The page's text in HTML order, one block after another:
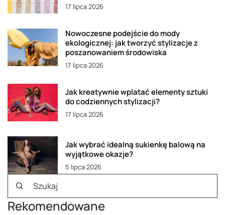
17 lipca 2026
Nowoczesne podejście do mody
ekologicznej: jak tworzyć stylizacje z
poszanowaniem środowiska
17 lipca 2026
Jak kreatywnie wplatać elementy sztuki
do codziennych stylizacji?
17 lipca 2026
Jak wybrać idealną sukienkę balową na
wyjątkowe okazje?
5 lipca 2026
Rekomendowane